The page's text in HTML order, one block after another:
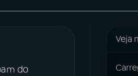
do
Veja